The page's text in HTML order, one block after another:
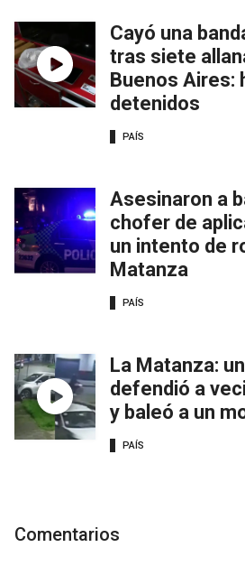
Cayó una
tras siete
Buenos Aires:
detenidos
PAÍS
Asesinaron a
chofer de
un intento de
Matanza
PAÍS
La Matanza:
defendió a
y baleó a un
PAÍS
Comentarios